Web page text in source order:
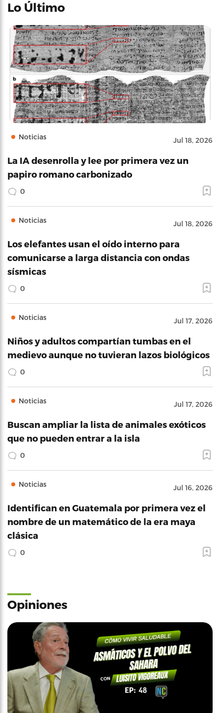
Lo Último
Noticias Jul 18, 2026
La IA desenrolla y lee por primera vez un
papiro romano carbonizado
0
Noticias Jul 18, 2026
Los elefantes usan el oído interno para
comunicarse a larga distancia con ondas
sísmicas
0
Noticias Jul 17, 2026
Niños y adultos compartían tumbas en el
medievo aunque no tuvieran lazos biológicos
0
Noticias Jul 17, 2026
Buscan ampliar la lista de animales exóticos
que no pueden entrar a la isla
0
Noticias Jul 16, 2026
Identifican en Guatemala por primera vez el
nombre de un matemático de la era maya
clásica
0
Opiniones